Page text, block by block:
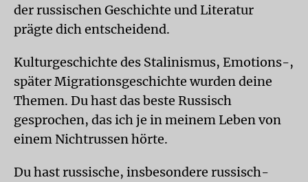
der russischen Geschichte und Literatur
prägte dich entscheidend.
Kulturgeschichte des Stalinismus, Emotions-,
später Migrationsgeschichte wurden deine
Themen. Du hast das beste Russisch
gesprochen, das ich je in meinem Leben von
einem Nichtrussen hörte.
Du hast russische, insbesondere russisch-